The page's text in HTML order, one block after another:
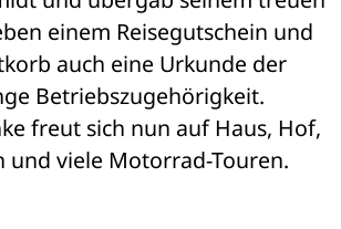
einem Reisegutschein und
auch eine Urkunde der
Betriebszugehörigkeit.
freut sich nun auf Haus, Hof,
und viele Motorrad-Touren.